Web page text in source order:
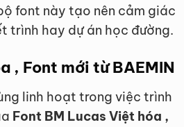
font này tạo nên cảm giác
trình hay dự án học đường.
, Font mới từ BAEMIN
linh hoạt trong việc trình
Font BM Lucas Việt hóa ,